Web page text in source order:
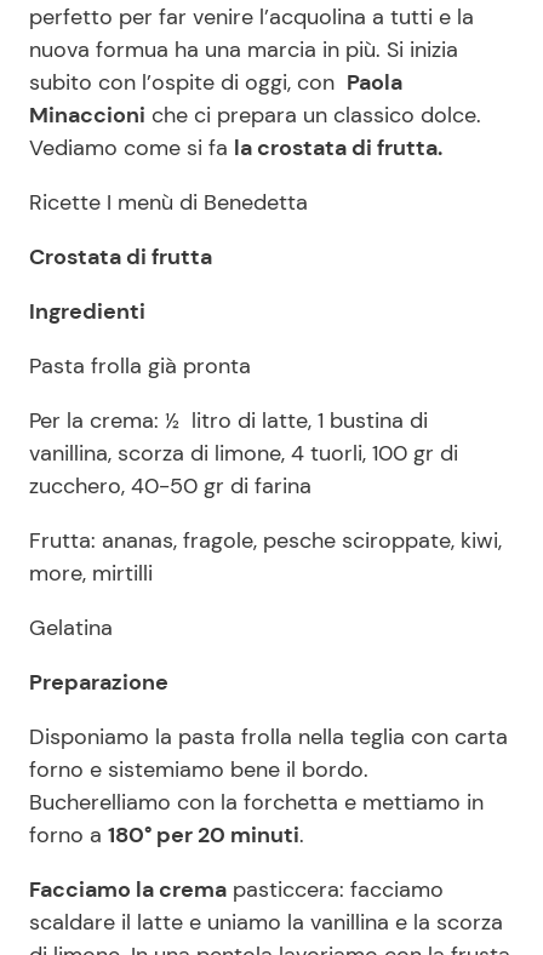
Info
Chi siamo
Pubblicità
Privacy Policy
perfetto per far venire l’acquolina a tutti e la
nuova formua ha una marcia in più. Si inizia
subito con l’ospite di oggi, con Paola
Minaccioni che ci prepara un classico dolce.
Vediamo come si fa la crostata di frutta.
Ricette I menù di Benedetta
Crostata di frutta
Ingredienti
Pasta frolla già pronta
Per la crema: ½ litro di latte, 1 bustina di
vanillina, scorza di limone, 4 tuorli, 100 gr di
zucchero, 40-50 gr di farina
Frutta: ananas, fragole, pesche sciroppate, kiwi,
more, mirtilli
Gelatina
Preparazione
Disponiamo la pasta frolla nella teglia con carta
forno e sistemiamo bene il bordo.
Bucherelliamo con la forchetta e mettiamo in
forno a 180° per 20 minuti.
Facciamo la crema pasticcera: facciamo
scaldare il latte e uniamo la vanillina e la scorza